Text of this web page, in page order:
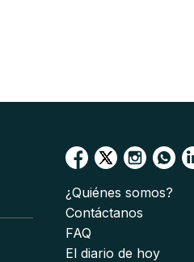
¿Quiénes somos?
Contáctanos
FAQ
El diario de hoy